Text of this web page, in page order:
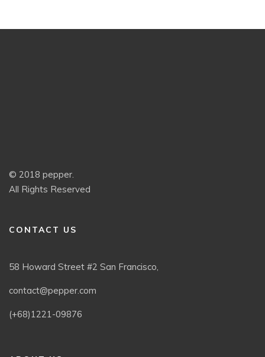
© 2018 pepper.
All Rights Reserved
CONTACT US
58 Howard Street #2 San Francisco,
contact@pepper.com
(+68)1221-09876